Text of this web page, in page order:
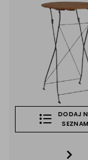
DODAJ
SEZNAM